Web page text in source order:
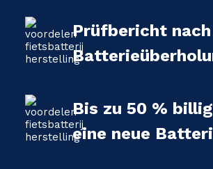
Prüfbericht
Bis zu 50 %
eine neue